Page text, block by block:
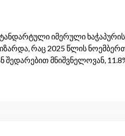
იმერული
რაც 2025 წლის
მნიშვნელოვან,